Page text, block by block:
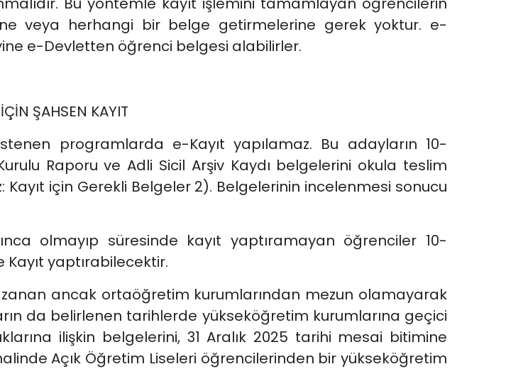
veya herhangi bir belge getirmelerine gerek yoktur. e-
e-Devletten öğrenci belgesi alabilirler.
ŞAHSEN KAYIT
programlarda e-Kayıt yapılamaz. Bu adayların 10-
Raporu ve Adli Sicil Arşiv Kaydı belgelerini okula teslim
Kayıt için Gerekli Belgeler 2). Belgelerinin incelenmesi sonucu
olmayıp süresinde kayıt yaptıramayan öğrenciler 10-
Kayıt yaptırabilecektir.
ancak ortaöğretim kurumlarından mezun olamayarak
da belirlenen tarihlerde yükseköğretim kurumlarına geçici
ilişkin belgelerini, 31 Aralık 2025 tarihi mesai bitimine
Açık Öğretim Liseleri öğrencilerinden bir yükseköğretim